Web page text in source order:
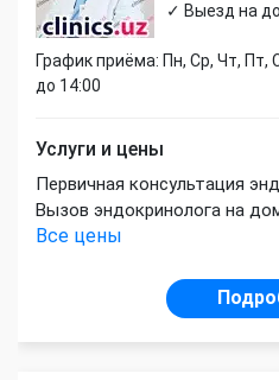
✓ Выезд на
График приёма: Пн, Ср, Чт, Пт,
до 14:00
Услуги и цены
Первичная консультация
Вызов эндокринолога на
Все цены